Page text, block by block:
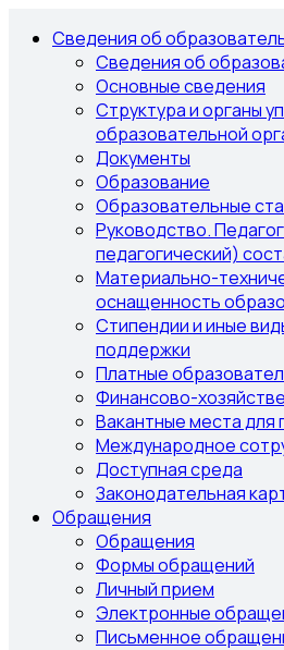
Сведения об
Сведения об
Основные сведения
Структура и органы
образовательной
Документы
Образование
Образовательные
Руководство.
педагогический)
Материально-
оснащенность
Стипендии и иные
поддержки
Платные
Финансово-
Вакантные места
Международное
Доступная среда
Законодательная
Обращения
Обращения
Формы обращений
Личный прием
Электронные
Письменное